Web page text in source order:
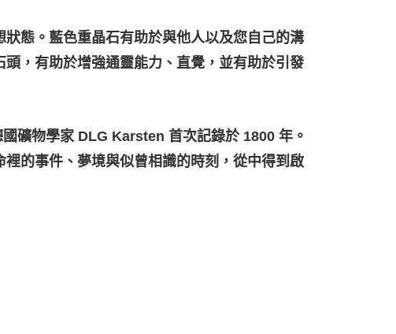
態。藍色重晶石有助於與他人以及您自己的溝
，有助於增強通靈能力、直覺，並有助於引發
礦物學家 DLG Karsten 首次記錄於 1800 年。
的事件、夢境與似曾相識的時刻，從中得到啟